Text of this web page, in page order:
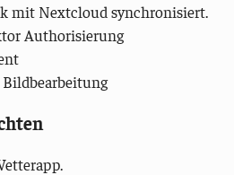
mit Nextcloud synchronisiert.
Authorisierung
Bildbearbeitung